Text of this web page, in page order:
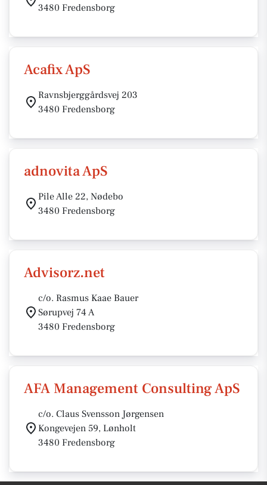
3480 Fredensborg
Acafix ApS
Ravnsbjerggårdsvej 203
3480 Fredensborg
adnovita ApS
Pile Alle 22, Nødebo
3480 Fredensborg
Advisorz.net
c/o. Rasmus Kaae Bauer
Sørupvej 74 A
3480 Fredensborg
AFA Management Consulting ApS
c/o. Claus Svensson Jørgensen
Kongevejen 59, Lønholt
3480 Fredensborg